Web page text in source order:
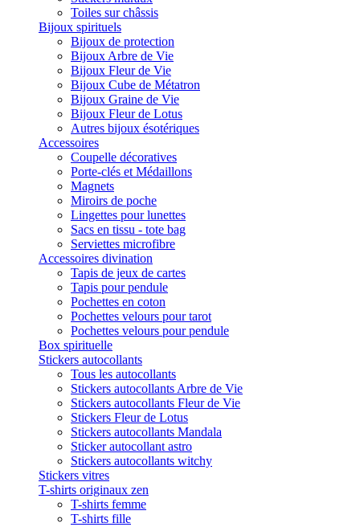
Toiles sur châssis
Bijoux spirituels
Bijoux de protection
Bijoux Arbre de Vie
Bijoux Fleur de Vie
Bijoux Cube de Métatron
Bijoux Graine de Vie
Bijoux Fleur de Lotus
Autres bijoux ésotériques
Accessoires
Coupelle décoratives
Porte-clés et Médaillons
Magnets
Miroirs de poche
Lingettes pour lunettes
Sacs en tissu - tote bag
Serviettes microfibre
Accessoires divination
Tapis de jeux de cartes
Tapis pour pendule
Pochettes en coton
Pochettes velours pour tarot
Pochettes velours pour pendule
Box spirituelle
Stickers autocollants
Tous les autocollants
Stickers autocollants Arbre de Vie
Stickers autocollants Fleur de Vie
Stickers Fleur de Lotus
Stickers autocollants Mandala
Sticker autocollant astro
Stickers autocollants witchy
Stickers vitres
T-shirts originaux zen
T-shirts femme
T-shirts fille